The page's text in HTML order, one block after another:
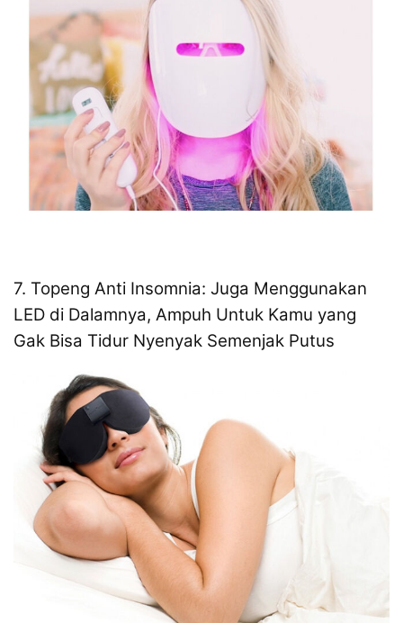
7. Topeng Anti Insomnia: Juga Menggunakan
LED di Dalamnya, Ampuh Untuk Kamu yang
Gak Bisa Tidur Nyenyak Semenjak Putus